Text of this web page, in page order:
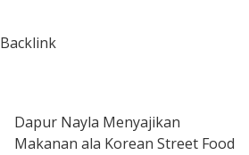
Dapur Nayla Menyajikan
Makanan ala Korean Street Food